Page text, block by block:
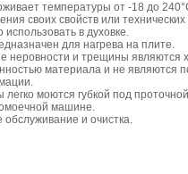
температуры от -18 до
своих свойств или
использовать в духовке.
для нагрева на плите.
неровности и трещины являются
материала и не являются
моются губкой под
машине.
обслуживание и очистка.